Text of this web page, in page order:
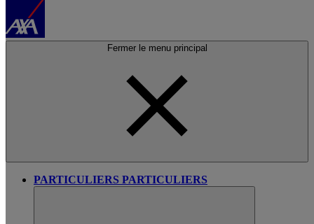
Fermer le menu principal
PARTICULIERS PARTICULIERS